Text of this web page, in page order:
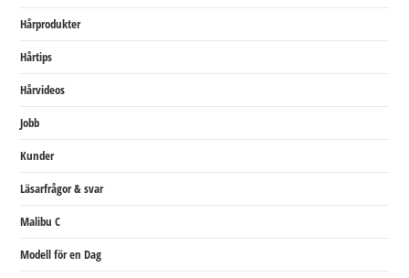
Hårprodukter
Hårtips
Hårvideos
Jobb
Kunder
Läsarfrågor & svar
Malibu C
Modell för en Dag